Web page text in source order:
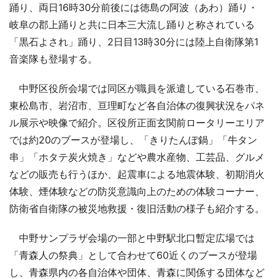
踊り、両日16時30分前後には徳島の阿波（あわ）踊り・
岐阜の郡上踊りと共に日本三大流し踊りと称されている
「黒石よされ」踊り、2日目13時30分には陸上自衛隊第1
音楽隊も登場する。
中野区役所会場では同区が職員を派遣している石巻市、
東松島市、岩沼市、亘理町など各自治体の復興状況をパネ
ル展示や映像で紹介。区役所正面玄関前ロータリーエリア
では約20のブースが登場し、「きりたんぽ鍋」「牛タン
串」「ホタテ炭火焼き」などや農水産物、工芸品、グルメ
などの販売も行うほか、起震車による地震体験、初期消火
体験、煙体験などの防災意識向上のための体験コーナー、
防衛省自衛隊の被災地救援・復旧活動の様子も紹介する。
中野サンプラザ会場の一部と中野駅北口暫定広場では
「青森人の祭典」として合わせて60近くのブースが登場
し、青森県内の各自治体や団体、青森に関係する団体など